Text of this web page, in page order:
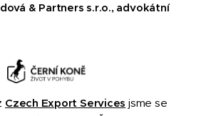
& Partners s.r.o., advokátní
Czech Export Services jsme se